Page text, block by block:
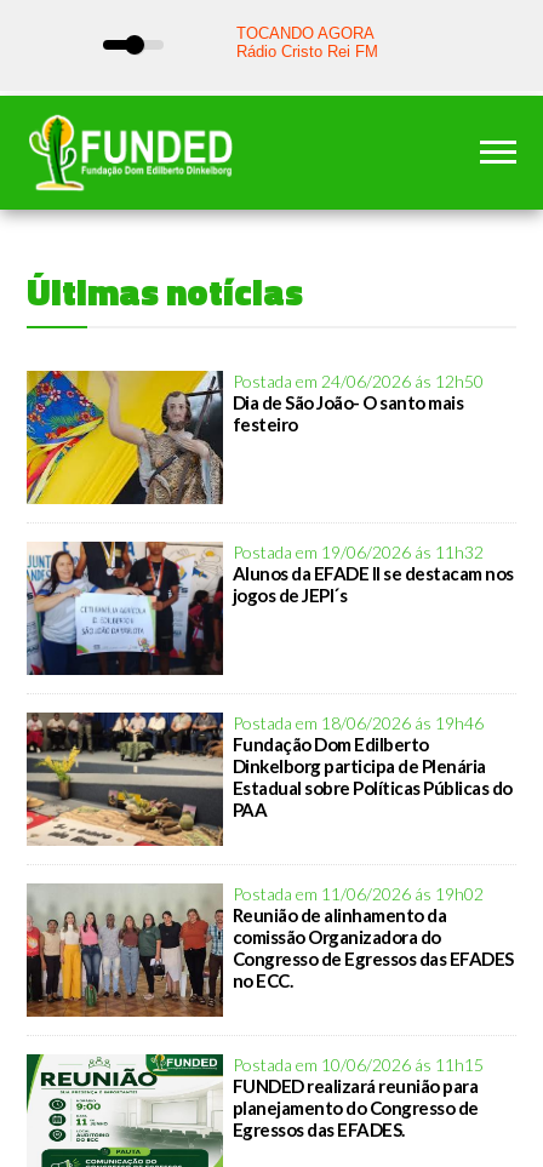
Últimas notícias
Postada em 24/06/2026 ás 12h50
Dia de São João- O santo mais
festeiro
Postada em 19/06/2026 ás 11h32
Alunos da EFADE II se destacam nos
jogos de JEPI´s
Postada em 18/06/2026 ás 19h46
Fundação Dom Edilberto
Dinkelborg participa de Plenária
Estadual sobre Políticas Públicas do
PAA
Postada em 11/06/2026 ás 19h02
Reunião de alinhamento da
comissão Organizadora do
Congresso de Egressos das EFADES
no ECC.
Postada em 10/06/2026 ás 11h15
FUNDED realizará reunião para
planejamento do Congresso de
Egressos das EFADES.